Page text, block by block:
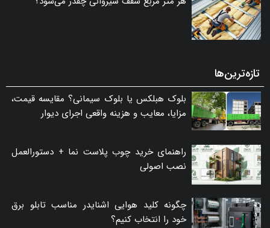
تازه‌ترین‌ها
بلوک هبلکس یا بلوک سیمانی؟ مقایسه قیمت،
مزایا، معایب و هزینه واقعی اجرای دیوار
راهنمای خرید چوب پلاست نما + دستورالعمل
نصب اصولی
چگونه کلید هوایی اشنایدر مناسب تابلو برق
خود را انتخاب کنیم؟